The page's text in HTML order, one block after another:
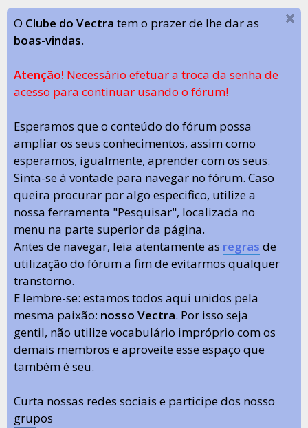
O Clube do Vectra tem o prazer de lhe dar as
boas-vindas.
Atenção! Necessário efetuar a troca da senha de
acesso para continuar usando o fórum!
Esperamos que o conteúdo do fórum possa
ampliar os seus conhecimentos, assim como
esperamos, igualmente, aprender com os seus.
Sinta-se à vontade para navegar no fórum. Caso
queira procurar por algo especifico, utilize a
nossa ferramenta "Pesquisar", localizada no
menu na parte superior da página.
Antes de navegar, leia atentamente as regras de
utilização do fórum a fim de evitarmos qualquer
transtorno.
E lembre-se: estamos todos aqui unidos pela
mesma paixão: nosso Vectra. Por isso seja
gentil, não utilize vocabulário impróprio com os
demais membros e aproveite esse espaço que
também é seu.
Curta nossas redes sociais e participe dos nosso
grupos